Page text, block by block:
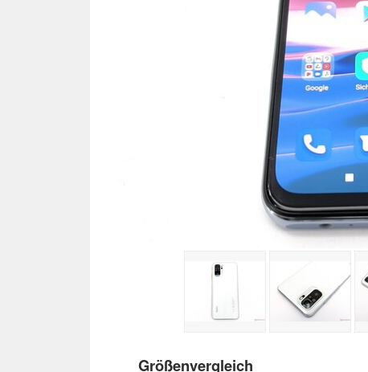
Größenvergleich